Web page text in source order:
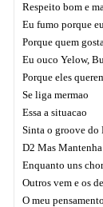
Respeito bom e
Eu fumo porque
Porque quem
Eu ouco Yelow,
Porque eles
Se liga mermao
Essa a situacao
Sinta o groove do
D2 Mas
Enquanto uns
Outros vem e os
O meu